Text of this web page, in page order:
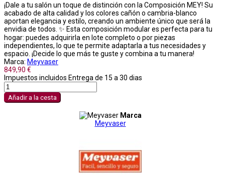
¡Dale a tu salón un toque de distinción con la Composición MEY! Su
acabado de alta calidad y los colores cañón o cambria-blanco
aportan elegancia y estilo, creando un ambiente único que será la
envidia de todos. ✨ Esta composición modular es perfecta para tu
hogar: puedes adquirirla en lote completo o por piezas
independientes, lo que te permite adaptarla a tus necesidades y
espacio. ¡Decide lo que más te guste y combina a tu manera! ️
Marca: Meyvaser
849,90 €
Impuestos incluidos Entrega de 15 a 30 dias
Añadir a la cesta
Marca
Meyvaser